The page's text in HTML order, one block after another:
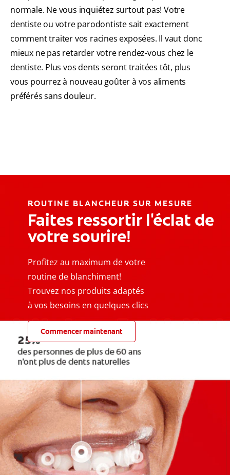
normale. Ne vous inquiétez surtout pas! Votre
dentiste ou votre parodontiste sait exactement
comment traiter vos racines exposées. Il vaut donc
mieux ne pas retarder votre rendez-vous chez le
dentiste. Plus vos dents seront traitées tôt, plus
vous pourrez à nouveau goûter à vos aliments
préférés sans douleur.
ROUTINE BLANCHEUR SUR MESURE
Faites ressortir l'éclat de
votre sourire!
Profitez au maximum de votre
routine de blanchiment!
Trouvez nos produits adaptés
à vos besoins en quelques clics
Commencer maintenant